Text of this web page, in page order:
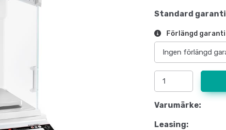
Standard garanti
Förlängd garanti
Varumärke:
Leasing: